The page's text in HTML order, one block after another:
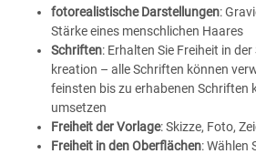
fotorealistische Darstellungen:
Stärke eines menschlichen Haares
Schriften: Erhalten Sie Freiheit in
kreation – alle Schriften können
feinsten bis zu erhabenen Schriften
umsetzen
Freiheit der Vorlage: Skizze, Foto,
Freiheit in den Oberflächen: Wählen